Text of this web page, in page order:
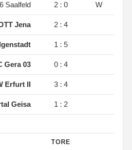
Saalfeld 2 : 0 W
Jena 2 : 4
1 : 5
Gera 03 0 : 4
Erfurt II 3 : 4
Geisa 1 : 2
TORE